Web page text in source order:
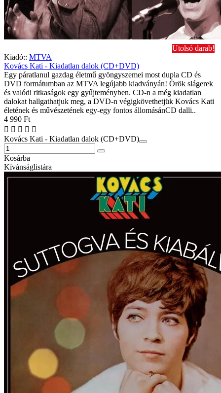
Utolsó darab!
Kiadó:: MTVA
Kovács Kati - Kiadatlan dalok (CD+DVD)
Egy páratlanul gazdag életmű gyöngyszemei most dupla CD és
DVD formátumban az MTVA legújabb kiadványán! Örök slágerek
és valódi ritkaságok egy gyűjteményben. CD-n a még kiadatlan
dalokat hallgathatjuk meg, a DVD-n végigkövethetjük Kovács Kati
életének és művészetének egy-egy fontos állomásánCD dalli..
4 990 Ft
Kovács Kati - Kiadatlan dalok (CD+DVD)
Kosárba
Kívánságlistára